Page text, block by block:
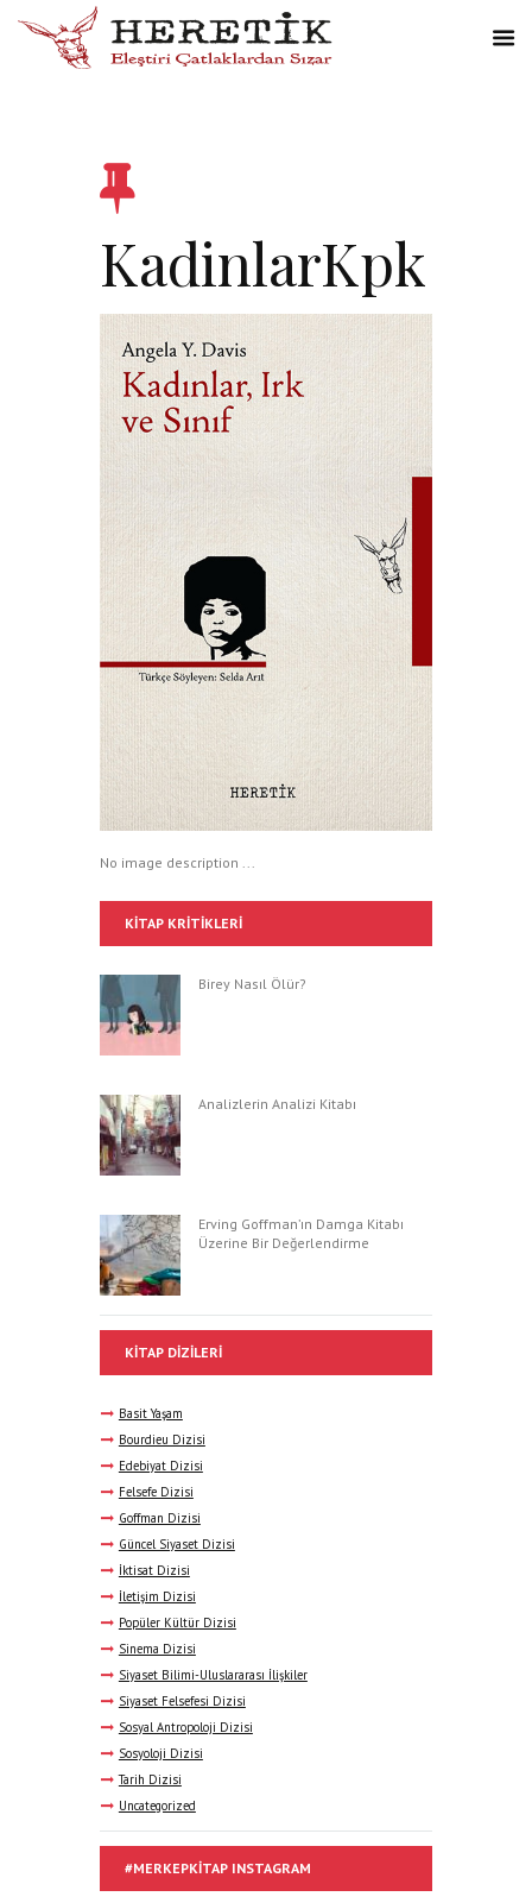
KadinlarKpk
No image description ...
KITAP KRITIKLERI
Birey Nasıl Ölür?
Analizlerin Analizi Kitabı
Erving Goffman’ın Damga Kitabı
Üzerine Bir Değerlendirme
KITAP DIZILERI
Basit Yaşam
Bourdieu Dizisi
Edebiyat Dizisi
Felsefe Dizisi
Goffman Dizisi
Güncel Siyaset Dizisi
İktisat Dizisi
İletişim Dizisi
Popüler Kültür Dizisi
Sinema Dizisi
Siyaset Bilimi-Uluslararası İlişkiler
Siyaset Felsefesi Dizisi
Sosyal Antropoloji Dizisi
Sosyoloji Dizisi
Tarih Dizisi
Uncategorized
#MERKEPKITAP INSTAGRAM